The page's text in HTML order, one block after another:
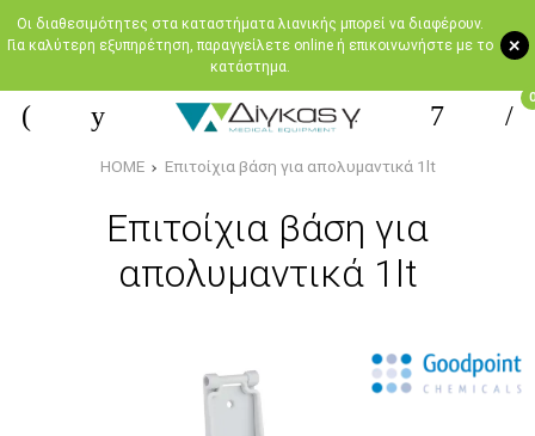
+
Oι διαθεσιμότητες στα καταστήματα λιανικής μπορεί να διαφέρουν.
Για καλύτερη εξυπηρέτηση, παραγγείλετε online ή επικοινωνήστε με το
κατάστημα.
0
HOME Επιτοίχια βάση για απολυμαντικά 1lt
Επιτοίχια βάση για
απολυμαντικά 1lt